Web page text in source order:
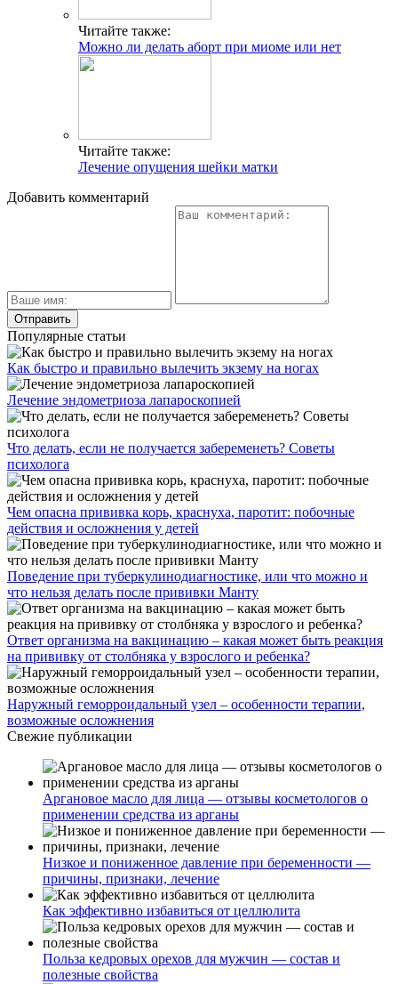
Читайте также:
Можно ли делать аборт при миоме или нет
Читайте также:
Лечение опущения шейки матки
Добавить комментарий
Популярные статьи
Как быстро и правильно вылечить экзему на ногах
Лечение эндометриоза лапароскопией
Что делать, если не получается забеременеть? Советы
психолога
Чем опасна прививка корь, краснуха, паротит: побочные
действия и осложнения у детей
Поведение при туберкулинодиагностике, или что можно и
что нельзя делать после прививки Манту
Ответ организма на вакцинацию – какая может быть реакция
на прививку от столбняка у взрослого и ребенка?
Наружный геморроидальный узел – особенности терапии,
возможные осложнения
Свежие публикации
Аргановое масло для лица — отзывы косметологов о
применении средства из арганы
Низкое и пониженное давление при беременности —
причины, признаки, лечение
Как эффективно избавиться от целлюлита
Польза кедровых орехов для мужчин — состав и
полезные свойства